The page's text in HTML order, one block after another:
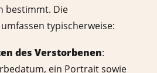
bestimmt. Die
typischerweise:
des Verstorbenen:
ein Portrait sowie